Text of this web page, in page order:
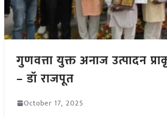
गुणवत्ता युक्त अनाज उत्पादन
– डॉ राजपूत
October 17, 2025